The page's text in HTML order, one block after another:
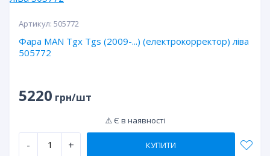
Артикул: 505772
Фара MAN Tgx Tgs (2009-...) (електрокорректор) ліва
505772
5220 грн/шт
⚠️ Є в наявності
- + КУПИТИ